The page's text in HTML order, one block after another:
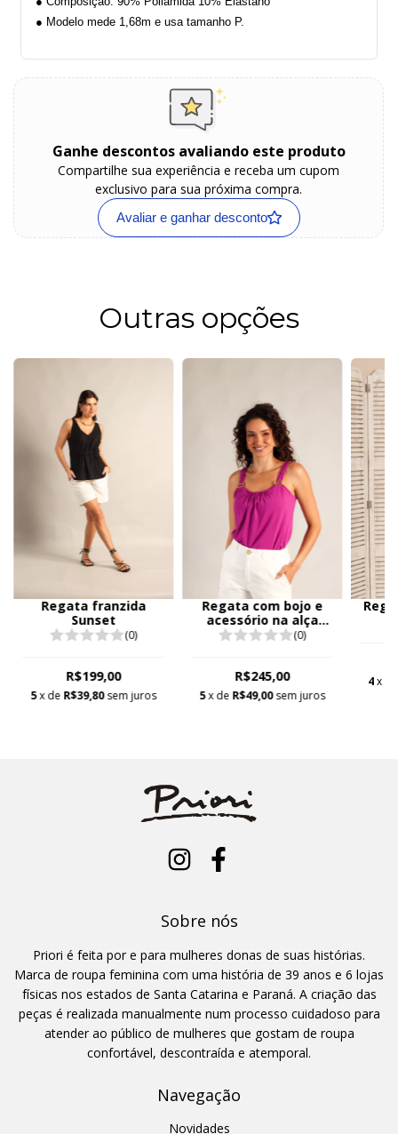
● Modelo mede 1,68m e usa tamanho P.
Ganhe descontos avaliando este produto
Compartilhe sua experiência e receba um cupom
exclusivo para sua próxima compra.
Avaliar e ganhar desconto
Outras opções
Regata franzida
Sunset
(0)
R$199,00
5x de R$39,80 sem juros
Regata com bojo e
acessório na alça
Gérbera (0)
R$245,00
5x de R$49,00 sem juros
4 x
Sobre nós
Priori é feita por e para mulheres donas de suas histórias.
Marca de roupa feminina com uma história de 39 anos e 6 lojas
físicas nos estados de Santa Catarina e Paraná. A criação das
peças é realizada manualmente num processo cuidadoso para
atender ao público de mulheres que gostam de roupa
confortável, descontraída e atemporal.
Navegação
Novidades